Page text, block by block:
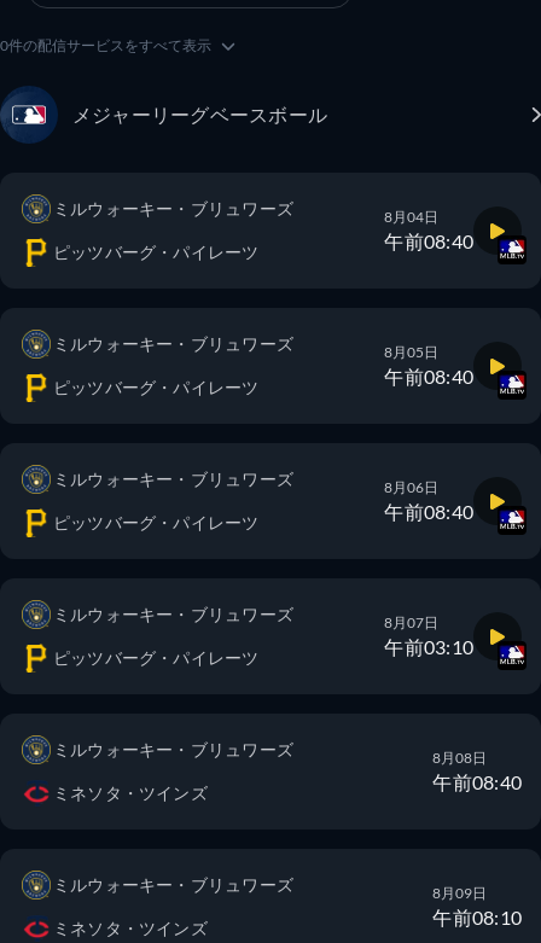
0件の配信サービスをすべて表示
メジャーリーグベースボール
ミルウォーキー・ブリュワーズ
ピッツバーグ・パイレーツ
8月04日
午前08:40
ミルウォーキー・ブリュワーズ
ピッツバーグ・パイレーツ
8月05日
午前08:40
ミルウォーキー・ブリュワーズ
ピッツバーグ・パイレーツ
8月06日
午前08:40
ミルウォーキー・ブリュワーズ
ピッツバーグ・パイレーツ
8月07日
午前03:10
ミルウォーキー・ブリュワーズ
ミネソタ・ツインズ
8月08日
午前08:40
ミルウォーキー・ブリュワーズ
ミネソタ・ツインズ
8月09日
午前08:10